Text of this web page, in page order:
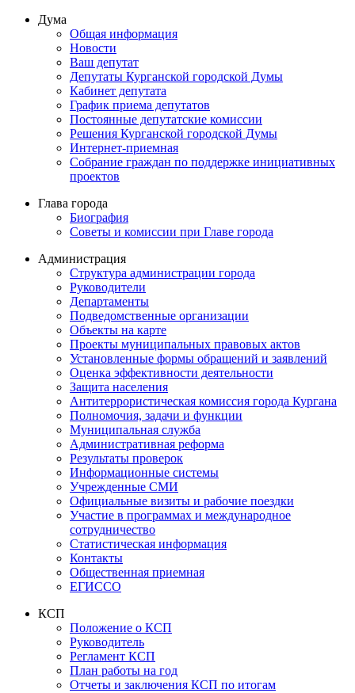
Дума
Общая информация
Новости
Ваш депутат
Депутаты Курганской городской Думы
Кабинет депутата
График приема депутатов
Постоянные депутатские комиссии
Решения Курганской городской Думы
Интернет-приемная
Собрание граждан по поддержке инициативных
проектов
Глава города
Биография
Советы и комиссии при Главе города
Администрация
Структура администрации города
Руководители
Департаменты
Подведомственные организации
Объекты на карте
Проекты муниципальных правовых актов
Установленные формы обращений и заявлений
Оценка эффективности деятельности
Защита населения
Антитеррористическая комиссия города Кургана
Полномочия, задачи и функции
Муниципальная служба
Административная реформа
Результаты проверок
Информационные системы
Учрежденные СМИ
Официальные визиты и рабочие поездки
Участие в программах и международное
сотрудничество
Статистическая информация
Контакты
Общественная приемная
ЕГИССО
КСП
Положение о КСП
Руководитель
Регламент КСП
План работы на год
Отчеты и заключения КСП по итогам